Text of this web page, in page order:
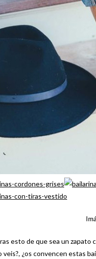
esto de que sea un zapato
veis?, ¿os convencen estas